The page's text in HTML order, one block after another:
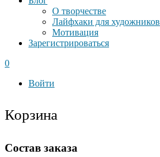
О творчестве
Лайфхаки для художников
Мотивация
Зарегистрироваться
0
Войти
Корзина
Состав заказа